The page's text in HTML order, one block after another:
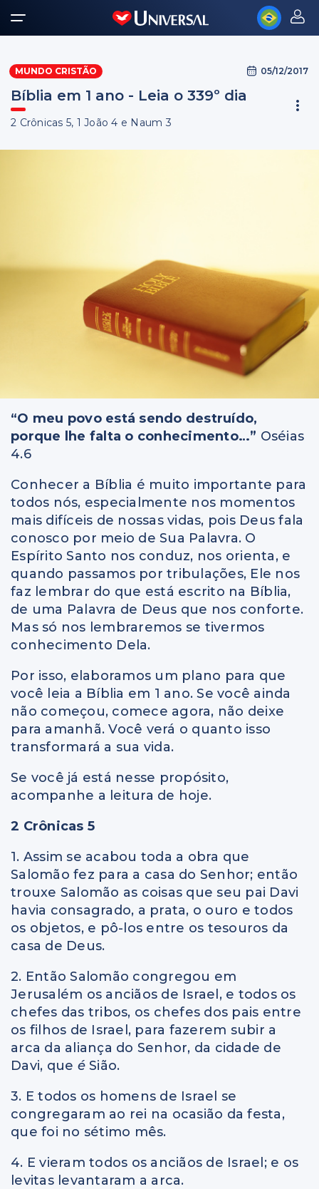
MUNDO CRISTÃO 05/12/2017
Bíblia em 1 ano - Leia o 339º dia
2 Crônicas 5, 1 João 4 e Naum 3
“O meu povo está sendo destruído,
porque lhe falta o conhecimento…” Oséias
4.6
Conhecer a Bíblia é muito importante para
todos nós, especialmente nos momentos
mais difíceis de nossas vidas, pois Deus fala
conosco por meio de Sua Palavra. O
Espírito Santo nos conduz, nos orienta, e
quando passamos por tribulações, Ele nos
faz lembrar do que está escrito na Bíblia,
de uma Palavra de Deus que nos conforte.
Mas só nos lembraremos se tivermos
conhecimento Dela.
Por isso, elaboramos um plano para que
você leia a Bíblia em 1 ano. Se você ainda
não começou, comece agora, não deixe
para amanhã. Você verá o quanto isso
transformará a sua vida.
Se você já está nesse propósito,
acompanhe a leitura de hoje.
2 Crônicas 5
1. Assim se acabou toda a obra que
Salomão fez para a casa do Senhor; então
trouxe Salomão as coisas que seu pai Davi
havia consagrado, a prata, o ouro e todos
os objetos, e pô-los entre os tesouros da
casa de Deus.
2. Então Salomão congregou em
Jerusalém os anciãos de Israel, e todos os
chefes das tribos, os chefes dos pais entre
os filhos de Israel, para fazerem subir a
arca da aliança do Senhor, da cidade de
Davi, que é Sião.
3. E todos os homens de Israel se
congregaram ao rei na ocasião da festa,
que foi no sétimo mês.
4. E vieram todos os anciãos de Israel; e os
levitas levantaram a arca.